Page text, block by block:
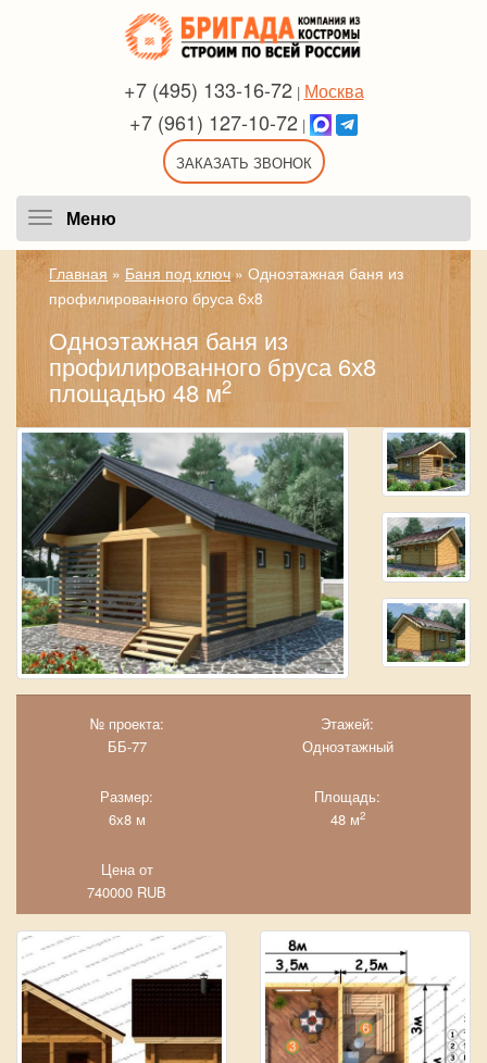
+7 (495) 133-16-72 | Москва
+7 (961) 127-10-72 |
ЗАКАЗАТЬ ЗВОНОК
Меню
Главная » Баня под ключ» Одноэтажная баня из
профилированного бруса 6х8
Одноэтажная баня из
профилированного бруса 6х8
площадью 48 м2
№ проекта:
ББ-77
Этажей:
Одноэтажный
Размер:
6х8 м
Площадь:
48 м2
Цена от
740000 RUB